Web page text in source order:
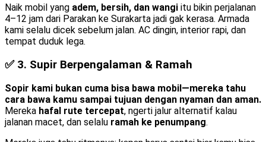
Naik mobil yang adem, bersih, dan wangi itu bikin perjalanan
4–12 jam dari Parakan ke Surakarta jadi gak kerasa. Armada
kami selalu dicek sebelum jalan. AC dingin, interior rapi, dan
tempat duduk lega.
✅ 3. Supir Berpengalaman & Ramah
Sopir kami bukan cuma bisa bawa mobil—mereka tahu
cara bawa kamu sampai tujuan dengan nyaman dan aman.
Mereka hafal rute tercepat, ngerti jalur alternatif kalau
jalanan macet, dan selalu ramah ke penumpang.